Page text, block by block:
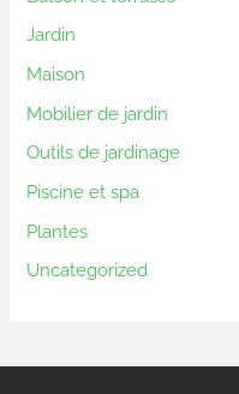
Jardin
Maison
Mobilier de jardin
Outils de jardinage
Piscine et spa
Plantes
Uncategorized